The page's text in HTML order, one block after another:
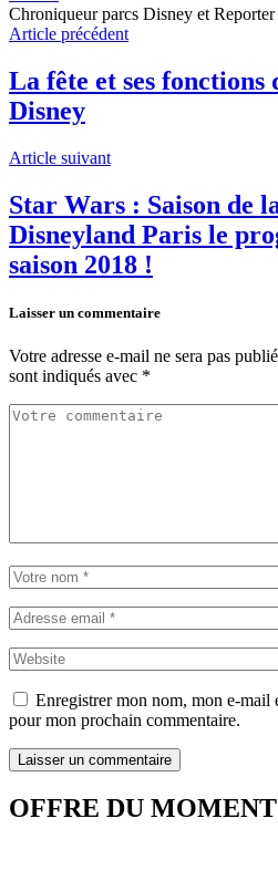
Chroniqueur parcs Disney et
Article précédent
La fête et ses fonctions
Disney
Article suivant
Star Wars : Saison de
Disneyland Paris le
saison 2018 !
Laisser un commentaire
Votre adresse e-mail ne sera pas
sont indiqués avec *
Enregistrer mon nom, mon e-mail
pour mon prochain commentaire.
OFFRE DU MOMENT